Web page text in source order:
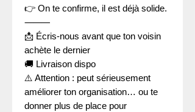
👉 On te confirme, il est déjà solide.
⸻
📩 Écris-nous avant que ton voisin
achète le dernier
🚚 Livraison dispo
⚠️ Attention : peut sérieusement
améliorer ton organisation… ou te
donner plus de place pour